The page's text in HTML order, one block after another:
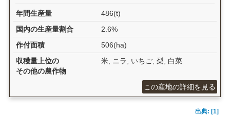
年間生産量
486(t)
国内の生産量割合
2.6%
作付面積
506(ha)
収穫量上位の
その他の農作物
米, ニラ, いちご, 梨, 白菜
この産地の詳細を見る
出典: [1]